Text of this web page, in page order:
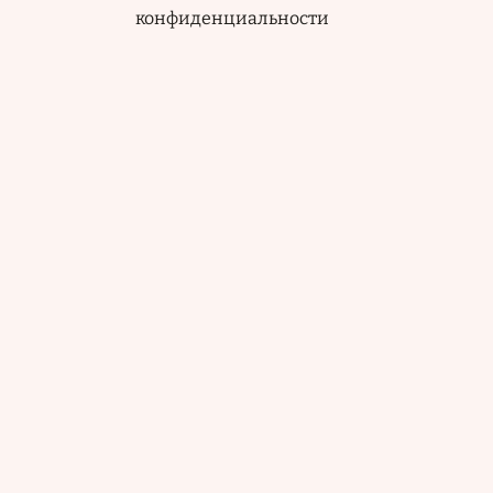
конфиденциальности